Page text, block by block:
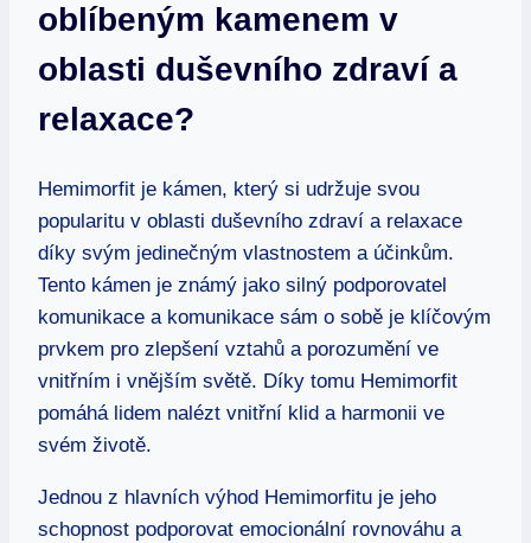
oblíbeným kamenem v
oblasti duševního zdraví a
relaxace?
Hemimorfit je kámen, který si udržuje svou
popularitu v oblasti duševního zdraví a relaxace
díky svým jedinečným vlastnostem a účinkům.
Tento kámen je známý jako silný podporovatel
komunikace a komunikace sám o sobě je klíčovým
prvkem pro zlepšení vztahů a porozumění ve
vnitřním i vnějším světě. Díky tomu Hemimorfit
pomáhá lidem nalézt vnitřní klid a harmonii ve
svém životě.
Jednou z hlavních výhod Hemimorfitu je jeho
schopnost podporovat emocionální rovnováhu a